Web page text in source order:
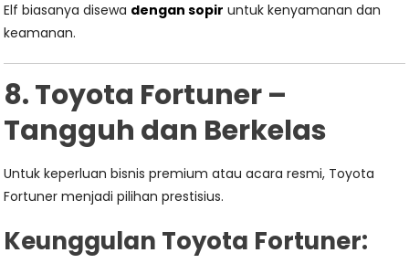
Elf biasanya disewa dengan sopir untuk kenyamanan dan
keamanan.
8. Toyota Fortuner –
Tangguh dan Berkelas
Untuk keperluan bisnis premium atau acara resmi, Toyota
Fortuner menjadi pilihan prestisius.
Keunggulan Toyota Fortuner: